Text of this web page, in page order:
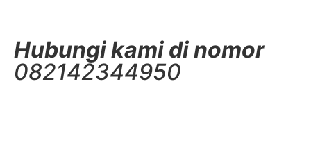
Hubungi kami di nomor
082142344950